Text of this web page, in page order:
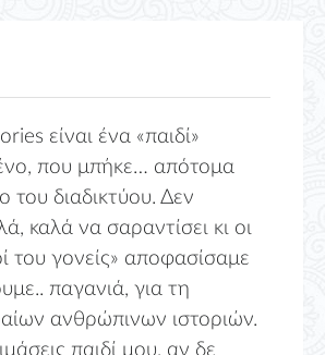
είναι ένα «παιδί»
που μπήκε… απότομα
του διαδικτύου. Δεν
καλά να σαραντίσει κι οι
του γονείς» αποφασίσαμε
παγανιά, για τη
ανθρώπινων ιστοριών.
παιδί μου, αν δε